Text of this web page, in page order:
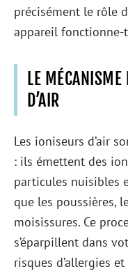
précisément le rôle
appareil
LE MÉCANISME
D’AIR
Les ioniseurs d’air
: ils émettent des
particules nuisibles
que les poussières,
moisissures. Ce
s’éparpillent dans
risques d’allergies